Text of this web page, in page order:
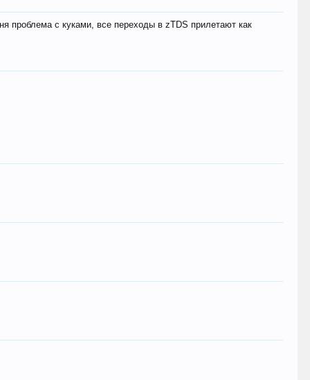
проблема с куками, все переходы в zTDS прилетают как